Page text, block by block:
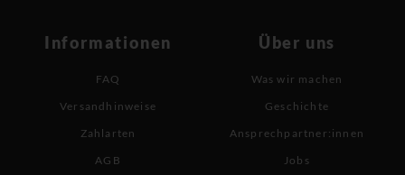
Informationen
FAQ
Versandhinweise
Zahlarten
AGB
Über uns
Was wir machen
Geschichte
Ansprechpartner:innen
Jobs